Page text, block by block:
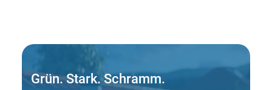
Grün. Stark. Schramm.